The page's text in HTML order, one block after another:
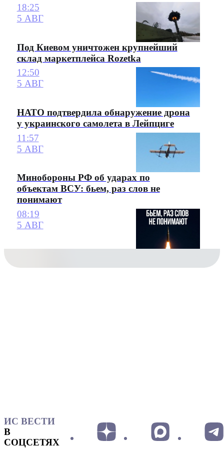
18:25
5 АВГ
Под Киевом уничтожен крупнейший
склад маркетплейса Rozetka
12:50
5 АВГ
НАТО подтвердила обнаружение дрона
у украинского самолета в Лейпциге
11:57
5 АВГ
Минобороны РФ об ударах по
объектам ВСУ: бьем, раз слов не
понимают
08:19
5 АВГ
ИС ВЕСТИ
В
СОЦСЕТЯХ